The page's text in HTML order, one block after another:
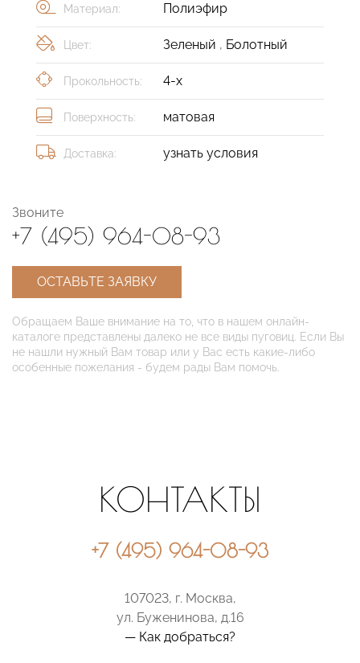
Материал: Полиэфир
Цвет: Зеленый , Болотный
Прокольность: 4-х
Поверхность: матовая
Доставка: узнать условия
Звоните
+7 (495) 964-08-93
ОСТАВЬТЕ ЗАЯВКУ
Обращаем Ваше внимание на то, что в нашем онлайн-
каталоге представлены далеко не все виды пуговиц. Если Вы
не нашли нужный Вам товар или у Вас есть какие-либо
особенные пожелания - будем рады Вам помочь.
КОНТАКТЫ
+7 (495) 964-08-93
107023, г. Москва,
ул. Буженинова, д.16
— Как добраться?